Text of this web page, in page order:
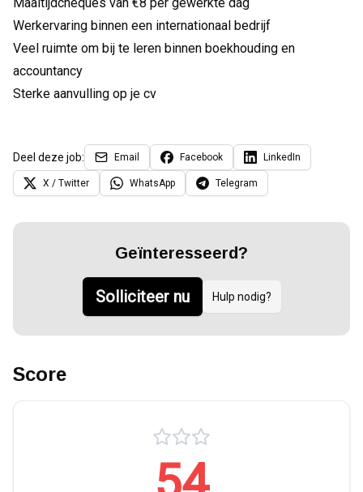
Werkervaring binnen een internationaal bedrijf
Veel ruimte om bij te leren binnen boekhouding en
accountancy
Sterke aanvulling op je cv
Deel deze job: Email Facebook LinkedIn
X / Twitter WhatsApp Telegram
Geïnteresseerd?
Solliciteer nu Hulp nodig?
Score